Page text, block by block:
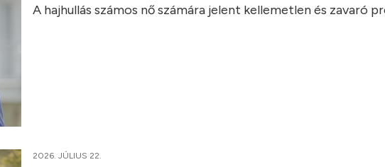
A hajhullás számos nő számára jelent kellemetlen és zavaró
2026. JÚLIUS 22.